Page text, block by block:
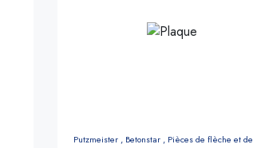
Putzmeister , Betonstar , Pièces de flèche et de